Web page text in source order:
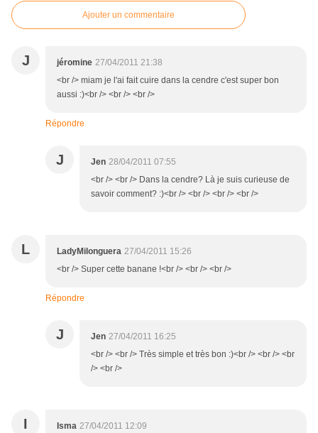
Ajouter un commentaire
J jéromine 27/04/2011 21:38
<br /> miam je l'ai fait cuire dans la cendre c'est super bon
aussi :)<br /> <br /> <br />
Répondre
J Jen 28/04/2011 07:55
<br /> <br /> Dans la cendre? Là je suis curieuse de
savoir comment? :)<br /> <br /> <br /> <br />
L LadyMilonguera 27/04/2011 15:26
<br /> Super cette banane !<br /> <br /> <br />
Répondre
J Jen 27/04/2011 16:25
<br /> <br /> Très simple et très bon :)<br /> <br /> <br
/> <br />
I Isma 27/04/2011 12:09